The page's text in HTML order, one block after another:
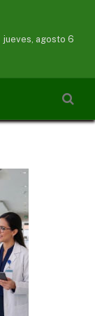
jueves, agosto 6